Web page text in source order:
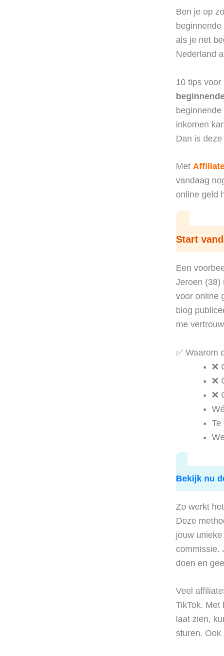
Ben je op
als je net
Nederland
10 tips
inkomen
Dan is
Met
vandaag
online geld
Start
Een
Jeroen (38)
voor online
blog
me
✅ Waarom
❌
❌
❌
Te
Bekijk nu
Zo werkt
Deze
jouw
commissie.
doen en
Veel
TikTok. Met
laat zien,
sturen. Ook